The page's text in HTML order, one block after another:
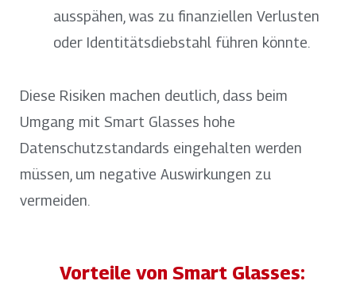
ausspähen, was zu finanziellen Verlusten
oder Identitätsdiebstahl führen könnte.
Diese Risiken machen deutlich, dass beim
Umgang mit Smart Glasses hohe
Datenschutzstandards eingehalten werden
müssen, um negative Auswirkungen zu
vermeiden.
Vorteile von Smart Glasses: